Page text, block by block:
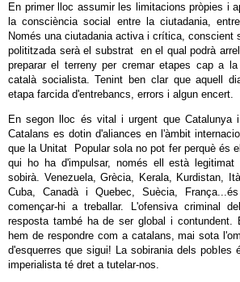
En primer lloc assumir les limitacions pròpies i
la consciència social entre la ciutadania,
Només una ciutadania activa i crítica, conscient
polititzada serà el substrat en el qual podrà
preparar el terreny per cremar etapes cap a la
català socialista. Tenint ben clar que aquell
etapa farcida d'entrebancs, errors i algun encert.
En segon lloc és vital i urgent que Catalunya
Catalans es dotin d'aliances en l'àmbit
que la Unitat Popular sola no pot fer perquè és
qui ho ha d'impulsar, només ell està legitimat
sobirà. Venezuela, Grècia, Kerala, Kurdistan,
Cuba, Canadà i Quebec, Suècia,
començar-hi a treballar. L'ofensiva criminal
resposta també ha de ser global i contundent.
hem de respondre com a catalans, mai sota
d'esquerres que sigui! La sobirania dels pobles
imperialista té dret a tutelar-nos.